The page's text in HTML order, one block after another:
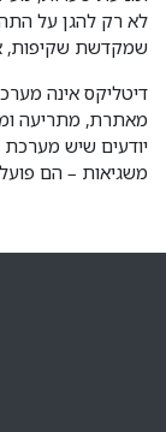
לא רק להגן על
שמקדשת שקיפות,
דיטליקס אינה
מאתרת, מתריעה
יודעים שיש
משגיאות – הם